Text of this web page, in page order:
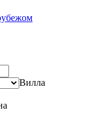
Вилла